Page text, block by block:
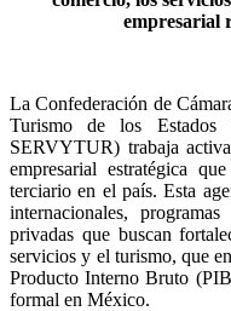
empresarial
La Confederación de
Turismo de los Estados
SERVYTUR) trabaja
empresarial estratégica
terciario en el país. Esta
internacionales,
privadas que buscan
servicios y el turismo, que
Producto Interno Bruto
formal en México.